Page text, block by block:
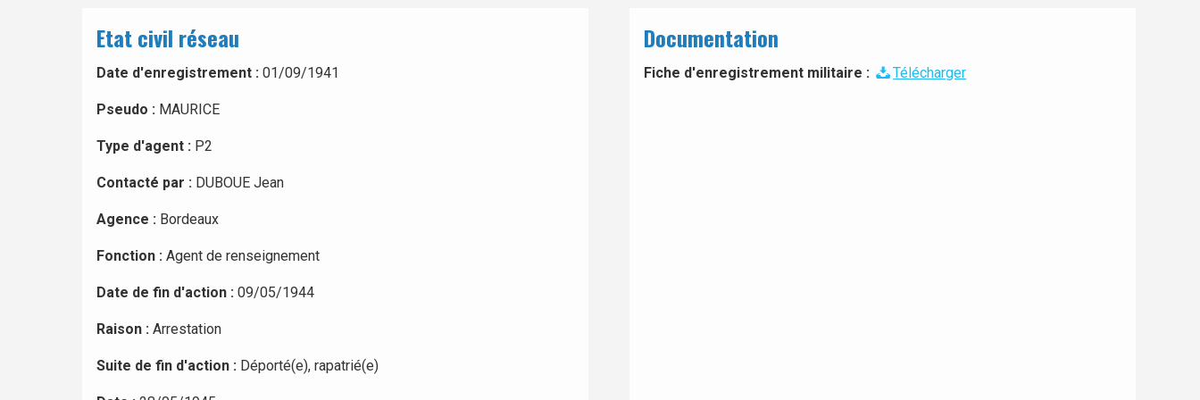
Etat civil réseau
Date d'enregistrement : 01/09/1941
Pseudo : MAURICE
Type d'agent : P2
Contacté par : DUBOUE Jean
Agence : Bordeaux
Fonction : Agent de renseignement
Date de fin d'action : 09/05/1944
Raison : Arrestation
Suite de fin d'action : Déporté(e), rapatrié(e)
Documentation
Fiche d'enregistrement militaire : Télécharger